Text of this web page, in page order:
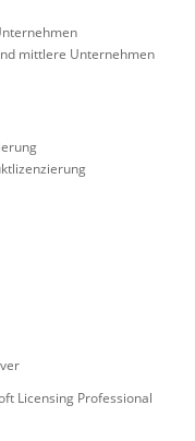
mittlere Unternehmen
Licensing Professional